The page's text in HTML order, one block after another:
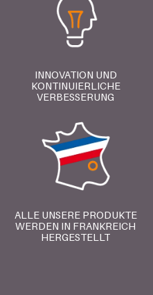
INNOVATION UND
KONTINUIERLICHE
VERBESSERUNG
ALLE UNSERE PRODUKTE
WERDEN IN FRANKREICH
HERGESTELLT